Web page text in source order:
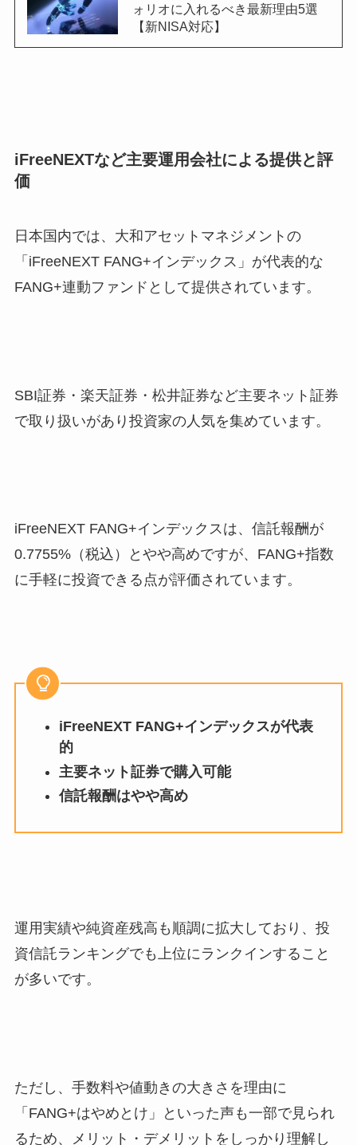
ォリオに入れるべき最新理由5選
【新NISA対応】
iFreeNEXTなど主要運用会社による提供と評
価
日本国内では、大和アセットマネジメントの
「iFreeNEXT FANG+インデックス」が代表的な
FANG+連動ファンドとして提供されています。
SBI証券・楽天証券・松井証券など主要ネット証券
で取り扱いがあり投資家の人気を集めています。
iFreeNEXT FANG+インデックスは、信託報酬が
0.7755%（税込）とやや高めですが、FANG+指数
に手軽に投資できる点が評価されています。
iFreeNEXT FANG+インデックスが代表
的
主要ネット証券で購入可能
信託報酬はやや高め
運用実績や純資産残高も順調に拡大しており、投
資信託ランキングでも上位にランクインすること
が多いです。
ただし、手数料や値動きの大きさを理由に
「FANG+はやめとけ」といった声も一部で見られ
るため、メリット・デメリットをしっかり理解し